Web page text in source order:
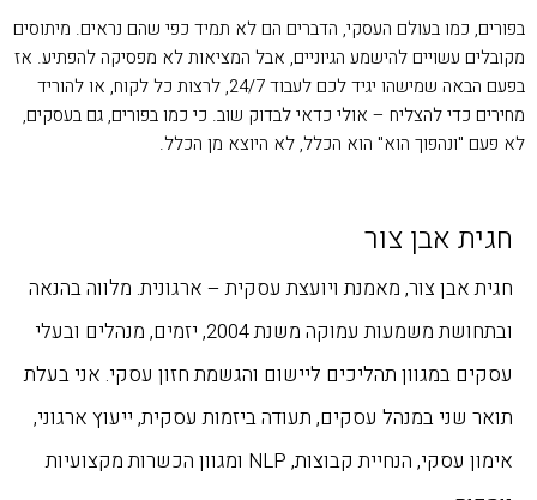
בפורים, כמו בעולם העסקי, הדברים הם לא תמיד כפי שהם נראים. מיתוסים
מקובלים עשויים להישמע הגיוניים, אבל המציאות לא מפסיקה להפתיע. אז
בפעם הבאה שמישהו יגיד לכם לעבוד 24/7, לרצות כל לקוח, או להוריד
מחירים כדי להצליח – אולי כדאי לבדוק שוב. כי כמו בפורים, גם בעסקים,
לא פעם "ונהפוך הוא" הוא הכלל, לא היוצא מן הכלל.
חגית אבן צור
חגית אבן צור, מאמנת ויועצת עסקית – ארגונית. מלווה בהנאה
ובתחושת משמעות עמוקה משנת 2004, יזמים, מנהלים ובעלי
עסקים במגוון תהליכים ליישום והגשמת חזון עסקי. אני בעלת
תואר שני במנהל עסקים, תעודה ביזמות עסקית, ייעוץ ארגוני,
אימון עסקי, הנחיית קבוצות, NLP ומגוון הכשרות מקצועיות